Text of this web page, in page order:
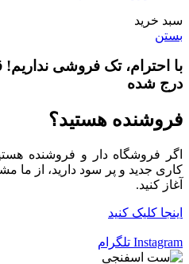
سبد خرید
بستن
با احترام، تک فروشی
درج شده
فروشنده هستید؟
اگر فروشگاه دار و فروشنده
کاری جدید و پر سود دارید، از ما
آغاز کنید.
اینجا کلیک کنید
Instagram تلگرام